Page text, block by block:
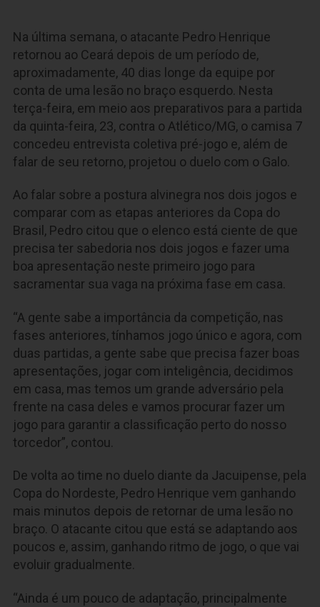
Na última semana, o atacante Pedro Henrique
retornou ao Ceará depois de um período de,
aproximadamente, 40 dias longe da equipe por
conta de uma lesão no braço esquerdo. Nesta
terça-feira, em meio aos preparativos para a partida
da quinta-feira, 23, contra o Atlético/MG, o camisa 7
concedeu entrevista coletiva pré-jogo e, além de
falar de seu retorno, projetou o duelo com o Galo.
Ao falar sobre a postura alvinegra nos dois jogos e
comparar com as etapas anteriores da Copa do
Brasil, Pedro citou que o elenco está ciente de que
precisa ter sabedoria nos dois jogos e fazer uma
boa apresentação neste primeiro jogo para
sacramentar sua vaga na próxima fase em casa.
“A gente sabe a importância da competição, nas
fases anteriores, tínhamos jogo único e agora, com
duas partidas, a gente sabe que precisa fazer boas
apresentações, jogar com inteligência, decidimos
em casa, mas temos um grande adversário pela
frente na casa deles e vamos procurar fazer um
jogo para garantir a classificação perto do nosso
torcedor”, contou.
De volta ao time no duelo diante da Jacuipense, pela
Copa do Nordeste, Pedro Henrique vem ganhando
mais minutos depois de retornar de uma lesão no
braço. O atacante citou que está se adaptando aos
poucos e, assim, ganhando ritmo de jogo, o que vai
evoluir gradualmente.
“Ainda é um pouco de adaptação, principalmente